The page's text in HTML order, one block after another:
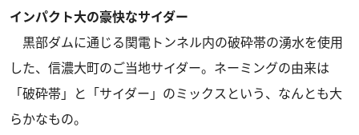
インパクト大の豪快なサイダー
黒部ダムに通じる関電トンネル内の破砕帯の湧水を使用
した、信濃大町のご当地サイダー。ネーミングの由来は
「破砕帯」と「サイダー」のミックスという、なんとも大
らかなもの。